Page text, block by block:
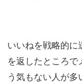
いいねを戦略的に
を返したところで
う気もない人が多